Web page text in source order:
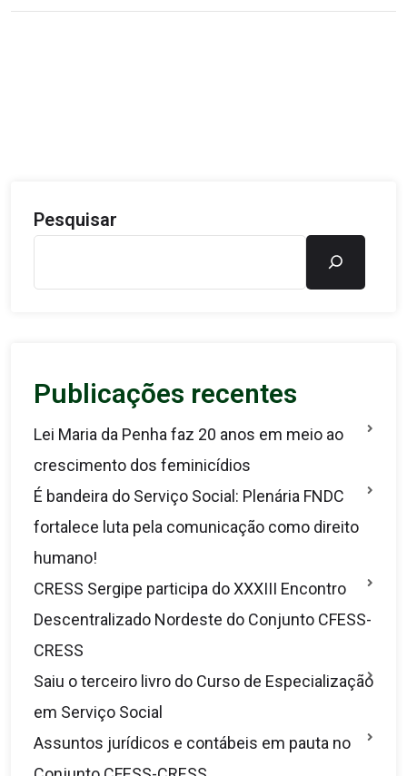
Pesquisar
Publicações recentes
Lei Maria da Penha faz 20 anos em meio ao
crescimento dos feminicídios
É bandeira do Serviço Social: Plenária FNDC
fortalece luta pela comunicação como direito
humano!
CRESS Sergipe participa do XXXIII Encontro
Descentralizado Nordeste do Conjunto CFESS-
CRESS
Saiu o terceiro livro do Curso de Especialização
em Serviço Social
Assuntos jurídicos e contábeis em pauta no